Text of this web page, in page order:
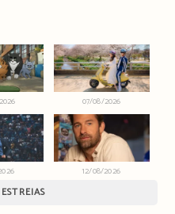
07/08/2026
12/08/2026